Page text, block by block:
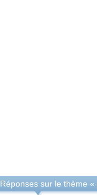
Réponses sur le thème «